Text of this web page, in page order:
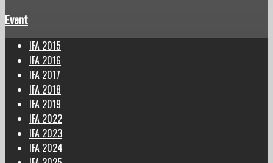
Event
IFA 2015
IFA 2016
IFA 2017
IFA 2018
IFA 2019
IFA 2022
IFA 2023
IFA 2024